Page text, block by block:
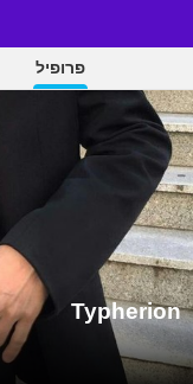
פרופיל
Typherion